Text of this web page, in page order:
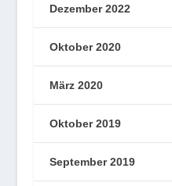
Dezember 2022
Oktober 2020
März 2020
Oktober 2019
September 2019